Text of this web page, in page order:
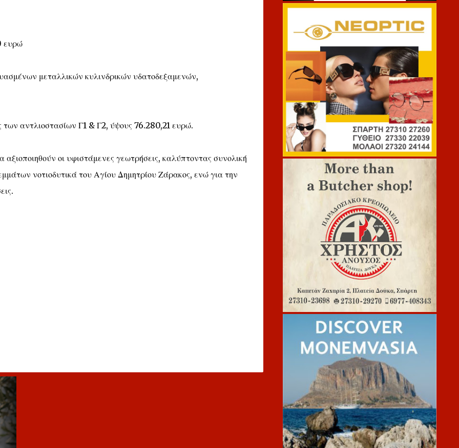
ευρώ
μεταλλικών κυλινδρικών υδατοδεξαμενών,
αντλιοστασίων Γ1 & Γ2, ύψους 76.280,21 ευρώ.
αξιοποιηθούν οι υφιστάμενες γεωτρήσεις, καλύπτοντας συνολική
νοτιοδυτικά του Αγίου Δημητρίου Ζάρακος, ενώ για την